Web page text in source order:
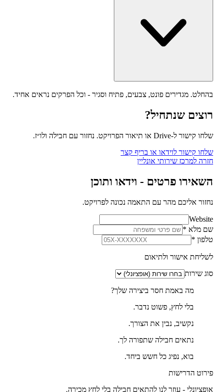
בהחלט. מגדירים פונט, צבעים, פתיח וסגיר - וכל הפרקים נראים אחיד.
רוצים שנתחיל?
שלחו קישור ל-Drive או תיאור הפרויקט. נחזור עם חבילה ולו״ז.
שלחו קישור לוידאו או בריף קצר
חזרה למרכז שירותי אונליין
השאירו פרטים - וידאו ותוכן
נחזור אליכם מהר עם התאמה נכונה לפרויקט.
Website
שם מלא *
טלפון *
לשליחת אישור ולתיאום
סוג שירות
מה באמת חסר ביצירה שלך?
בלי לחץ, פשוט נדבר.
נקשיב, נבין את הצורך.
נתאים חבילה שתפורה לך.
בוא, נפיג כל חשש ביחד.
פירוט הדרישות
אופציונלי - עוזר לנו להתאים חבילה בלי לחץ מכירה.